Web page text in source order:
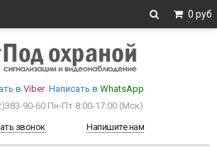
0 руб
в Viber Написать в WhatsApp
90-60 Пн-Пт 8:00-17:00 (Мcк)
звонок
Напишите нам